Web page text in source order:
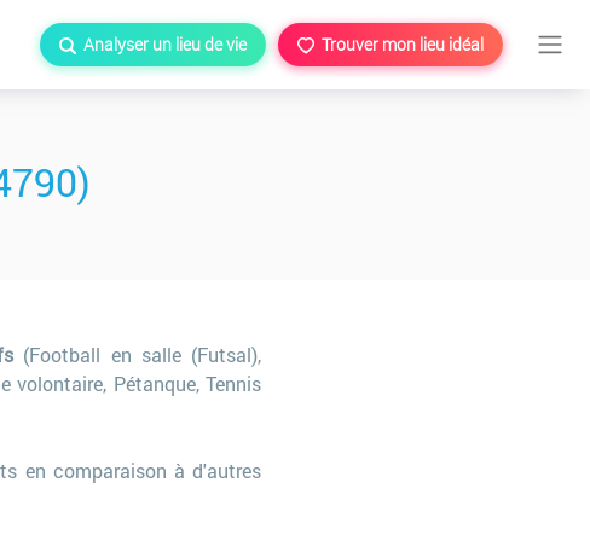
Analyser un lieu de vie Trouver mon lieu idéal
(Football en salle (Futsal),
volontaire, Pétanque, Tennis
en comparaison à d'autres